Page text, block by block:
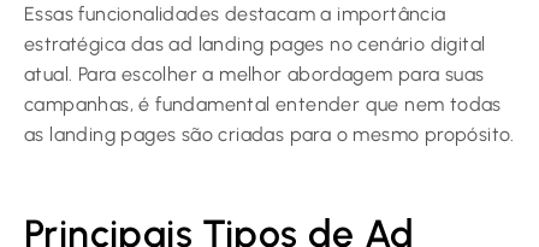
Essas funcionalidades destacam a importância
estratégica das ad landing pages no cenário digital
atual. Para escolher a melhor abordagem para suas
campanhas, é fundamental entender que nem todas
as landing pages são criadas para o mesmo propósito.
Principais Tipos de Ad